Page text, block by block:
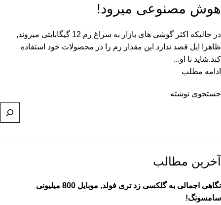
هوش مصنوعی میرود!
در حالیکه اکثر گوشی های بازار به سراغ رم 12 گیگابایتی میروند,
ظاهرا اپل قصد ندارد این مقدار رم را در محصولات خود استفاده
کند.شاید تا او...
ادامه مطلب
جستجوی نوشته
آخرین مطالب
نگاهی اجمالی به گلکسی زد تری فولد, موبایل 800 میلیونی
سامسونگ!